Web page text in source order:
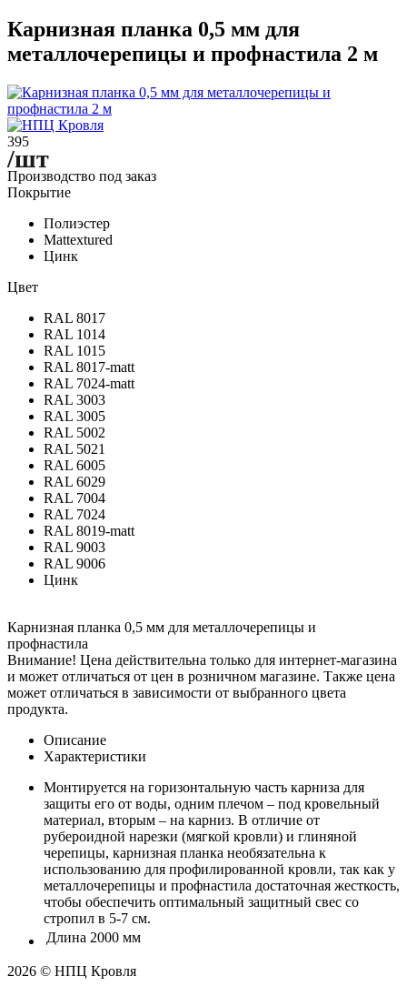
Карнизная планка 0,5 мм для
металлочерепицы и профнастила 2 м
395
/шт
Производство под заказ
Покрытие
Полиэстер
Mattextured
Цинк
Цвет
RAL 8017
RAL 1014
RAL 1015
RAL 8017-matt
RAL 7024-matt
RAL 3003
RAL 3005
RAL 5002
RAL 5021
RAL 6005
RAL 6029
RAL 7004
RAL 7024
RAL 8019-matt
RAL 9003
RAL 9006
Цинк
Карнизная планка 0,5 мм для металлочерепицы и
профнастила
Внимание! Цена действительна только для интернет-магазина
и может отличаться от цен в розничном магазине. Также цена
может отличаться в зависимости от выбранного цвета
продукта.
Описание
Характеристики
Монтируется на горизонтальную часть карниза для
защиты его от воды, одним плечом – под кровельный
материал, вторым – на карниз. В отличие от
рубероидной нарезки (мягкой кровли) и глиняной
черепицы, карнизная планка необязательна к
использованию для профилированной кровли, так как у
металлочерепицы и профнастила достаточная жесткость,
чтобы обеспечить оптимальный защитный свес со
стропил в 5-7 см.
Длина 2000 мм
2026 © НПЦ Кровля